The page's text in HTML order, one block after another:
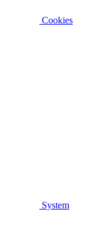
Cookies
System